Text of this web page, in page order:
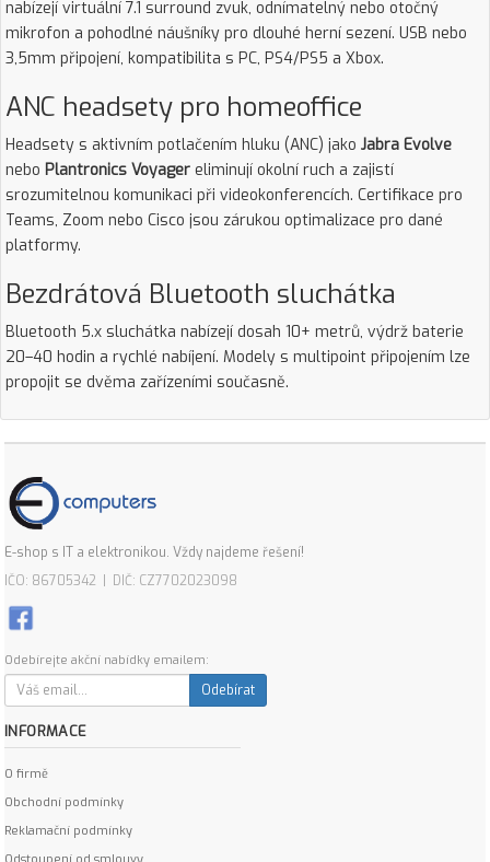
nabízejí virtuální 7.1 surround zvuk, odnímatelný nebo otočný
mikrofon a pohodlné náušníky pro dlouhé herní sezení. USB nebo
3,5mm připojení, kompatibilita s PC, PS4/PS5 a Xbox.
ANC headsety pro homeoffice
Headsety s aktivním potlačením hluku (ANC) jako Jabra Evolve
nebo Plantronics Voyager eliminují okolní ruch a zajistí
srozumitelnou komunikaci při videokonferencích. Certifikace pro
Teams, Zoom nebo Cisco jsou zárukou optimalizace pro dané
platformy.
Bezdrátová Bluetooth sluchátka
Bluetooth 5.x sluchátka nabízejí dosah 10+ metrů, výdrž baterie
20–40 hodin a rychlé nabíjení. Modely s multipoint připojením lze
propojit se dvěma zařízeními současně.
E-shop s IT a elektronikou. Vždy najdeme řešení!
IČO: 86705342 | DIČ: CZ7702023098
Odebírejte akční nabídky emailem:
Odebírat
INFORMACE
O firmě
Obchodní podmínky
Reklamační podmínky